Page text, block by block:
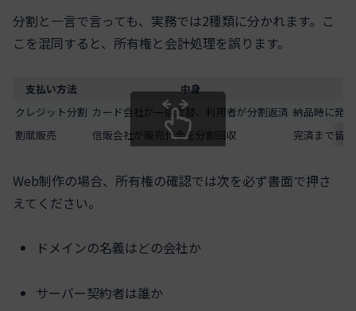
分割と一言で言っても、実務では2種類に分かれます。こ
こを混同すると、所有権と会計処理を誤ります。
支払い方法
中身
クレジット分割 カード会社が一括立替、利用者が分割返済 納品時に発
割賦販売
信販会社が販売代金を分割回収 完済まで留
スクロールできます
Web制作の場合、所有権の確認では次を必ず書面で押さ
えてください。
ドメインの名義はどの会社か
サーバー契約者は誰か